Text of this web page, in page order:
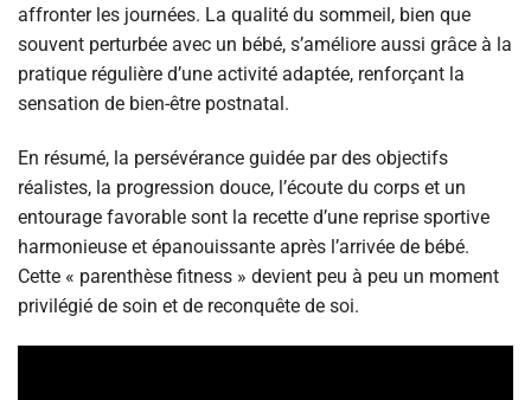
affronter les journées. La qualité du sommeil, bien que
souvent perturbée avec un bébé, s’améliore aussi grâce à la
pratique régulière d’une activité adaptée, renforçant la
sensation de bien-être postnatal.
En résumé, la persévérance guidée par des objectifs
réalistes, la progression douce, l’écoute du corps et un
entourage favorable sont la recette d’une reprise sportive
harmonieuse et épanouissante après l’arrivée de bébé.
Cette « parenthèse fitness » devient peu à peu un moment
privilégié de soin et de reconquête de soi.